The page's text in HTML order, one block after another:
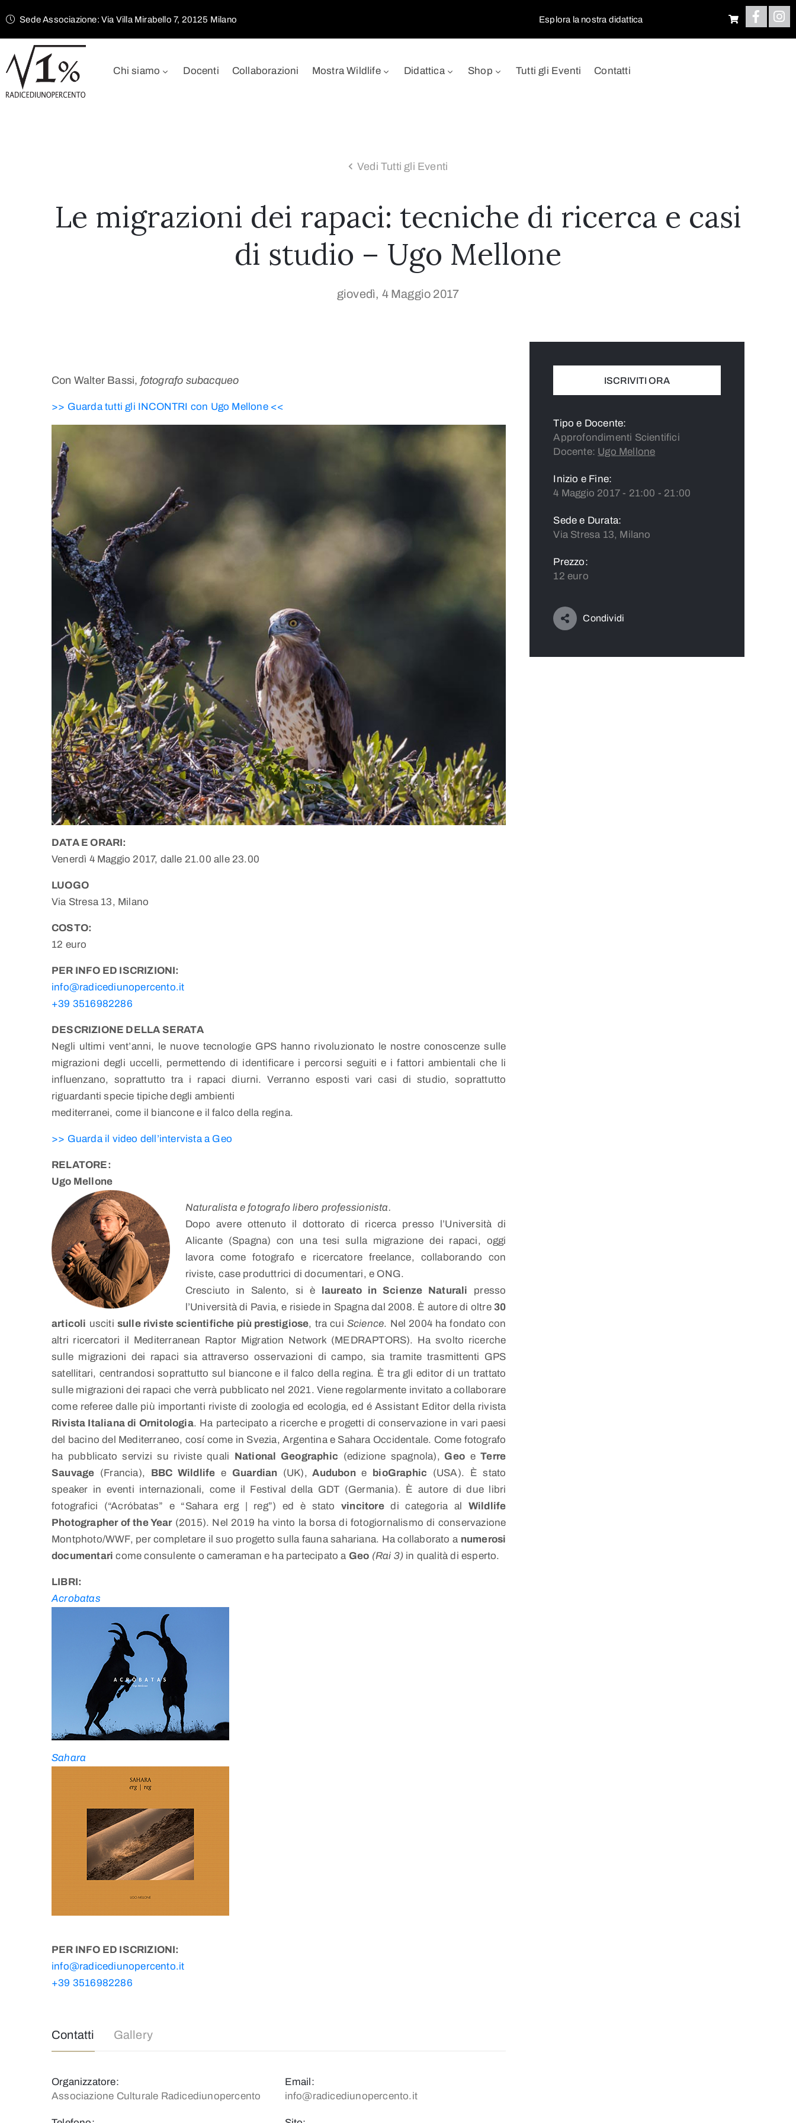
Sede Associazione: Via Villa Mirabello 7, 20125 Milano Esplora la nostra didattica
Chi siamo Docenti Collaborazioni Mostra Wildlife Didattica Shop Tutti gli Eventi Contatti
Vedi Tutti gli Eventi
Le migrazioni dei rapaci: tecniche di ricerca e casi
di studio – Ugo Mellone
giovedì, 4 Maggio 2017
Con Walter Bassi, fotografo subacqueo
>> Guarda tutti gli INCONTRI con Ugo Mellone <<
DATA E ORARI:
Venerdì 4 Maggio 2017, dalle 21.00 alle 23.00
LUOGO
Via Stresa 13, Milano
COSTO:
12 euro
PER INFO ED ISCRIZIONI:
info@radicediunopercento.it
+39 3516982286
DESCRIZIONE DELLA SERATA
Negli ultimi vent’anni, le nuove tecnologie GPS hanno rivoluzionato le nostre conoscenze sulle
migrazioni degli uccelli, permettendo di identificare i percorsi seguiti e i fattori ambientali che li
influenzano, soprattutto tra i rapaci diurni. Verranno esposti vari casi di studio, soprattutto
riguardanti specie tipiche degli ambienti
mediterranei, come il biancone e il falco della regina.
>> Guarda il video dell’intervista a Geo
RELATORE:
Ugo Mellone
Naturalista e fotografo libero professionista.
Dopo avere ottenuto il dottorato di ricerca presso l’Università di
Alicante (Spagna) con una tesi sulla migrazione dei rapaci, oggi
lavora come fotografo e ricercatore freelance, collaborando con
riviste, case produttrici di documentari, e ONG.
Cresciuto in Salento, si è laureato in Scienze Naturali presso
l’Università di Pavia, e risiede in Spagna dal 2008. È autore di oltre 30
articoli usciti sulle riviste scientifiche più prestigiose, tra cui Science. Nel 2004 ha fondato con
altri ricercatori il Mediterranean Raptor Migration Network (MEDRAPTORS). Ha svolto ricerche
sulle migrazioni dei rapaci sia attraverso osservazioni di campo, sia tramite trasmittenti GPS
satellitari, centrandosi soprattutto sul biancone e il falco della regina. È tra gli editor di un trattato
sulle migrazioni dei rapaci che verrà pubblicato nel 2021. Viene regolarmente invitato a collaborare
come referee dalle più importanti riviste di zoologia ed ecologia, ed é Assistant Editor della rivista
Rivista Italiana di Ornitologia. Ha partecipato a ricerche e progetti di conservazione in vari paesi
del bacino del Mediterraneo, cosí come in Svezia, Argentina e Sahara Occidentale. Come fotografo
ha pubblicato servizi su riviste quali National Geographic (edizione spagnola), Geo eTerre
Sauvage (Francia), BBC Wildlife e Guardian (UK), Audubone bioGraphic (USA). È stato
speaker in eventi internazionali, come il Festival della GDT (Germania). È autore di due libri
fotografici (“Acróbatas” e “Sahara erg | reg”) ed è statovincitoredi categoria al Wildlife
Photographer of the Year(2015). Nel 2019 ha vinto la borsa di fotogiornalismo di conservazione
Montphoto/WWF, per completare il suo progetto sulla fauna sahariana. Ha collaborato a numerosi
documentari come consulente o cameraman e ha partecipato a Geo (Rai 3) in qualità di esperto.
LIBRI:
Acrobatas
Sahara
PER INFO ED ISCRIZIONI:
info@radicediunopercento.it
+39 3516982286
Contatti Gallery
Organizzatore:
Associazione Culturale Radicediunopercento
Email:
info@radicediunopercento.it
ISCRIVITI ORA
Tipo e Docente:
Approfondimenti Scientifici
Docente: Ugo Mellone
Inizio e Fine:
4 Maggio 2017 - 21:00 - 21:00
Sede e Durata:
Via Stresa 13, Milano
Prezzo:
12 euro
Condividi